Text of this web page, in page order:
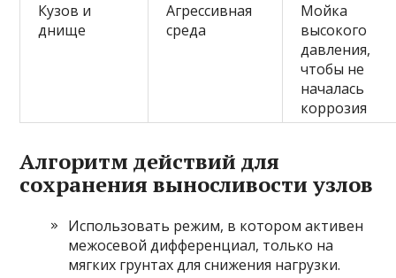
Кузов и
днище
Агрессивная
среда
Мойка
высокого
давления,
чтобы не
началась
коррозия
Алгоритм действий для
сохранения выносливости узлов
Использовать режим, в котором активен
межосевой дифференциал, только на
мягких грунтах для снижения нагрузки.